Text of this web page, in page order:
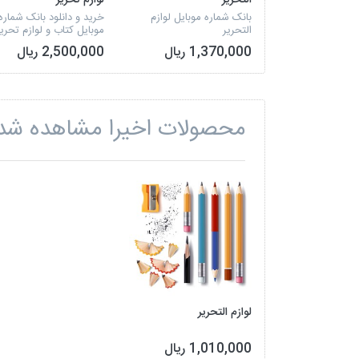
بانک شماره موبایل لوازم
التحریر
1,370,000 ریال
خرید و دانلود بانک
موبایل کتاب و لوازم
2,500,000 ریال
محصولات اخیرا مشاهده
لوازم التحریر
1,010,000 ریال